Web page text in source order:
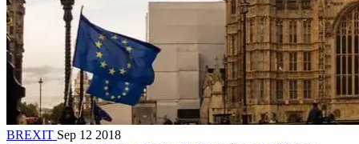
BREXIT Sep 12 2018